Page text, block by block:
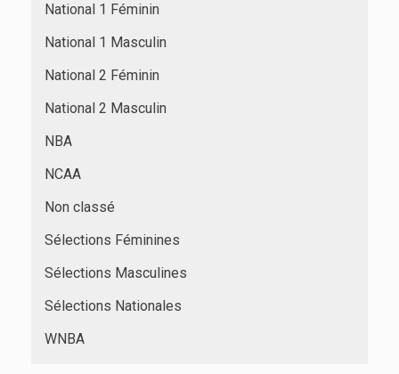
National 1 Féminin
National 1 Masculin
National 2 Féminin
National 2 Masculin
NBA
NCAA
Non classé
Sélections Féminines
Sélections Masculines
Sélections Nationales
WNBA